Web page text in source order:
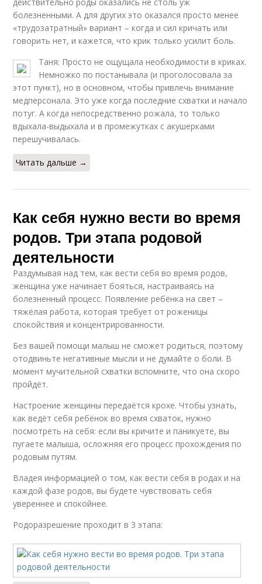
болезненными. А для других это оказался просто менее
«трудозатратный» вариант – когда и сил кричать или
говорить нет, и кажется, что крик только усилит боль.
Таня: Просто не ощущала необходимости в криках.
Немножко по постанывала (и проголосовала за
этот пункт), но в основном, чтобы привлечь внимание
медперсонала. Это уже когда последние схватки и начало
потуг. А когда непосредственно рожала, то только
вдыхала-выдыхала и в промежутках с акушерками
перешучивалась.
Читать дальше →
Как себя нужно вести во время
родов. Три этапа родовой
деятельности
Раздумывая над тем, как вести себя во время родов,
женщина уже начинает бояться, настраиваясь на
болезненный процесс. Появление ребёнка на свет –
тяжёлая работа, которая требует от роженицы
спокойствия и концентрированности.
Без вашей помощи малыш не сможет родиться, поэтому
отодвиньте негативные мысли и не думайте о боли. В
момент мучительной схватки вспомните, что она скоро
пройдёт.
Настроение женщины передаётся крохе. Чтобы узнать,
как ведёт себя ребёнок во время схваток, нужно
посмотреть на себя: если вы кричите и паникуете, вы
пугаете малыша, осложняя его процесс прохождения по
родовым путям.
Владея информацией о том, как вести себя в родах и на
каждой фазе родов, вы будете чувствовать себя
увереннее и спокойнее.
Родоразрешение проходит в 3 этапа: